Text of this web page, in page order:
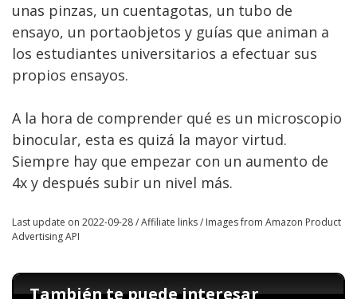
unas pinzas, un cuentagotas, un tubo de
ensayo, un portaobjetos y guías que animan a
los estudiantes universitarios a efectuar sus
propios ensayos.
A la hora de comprender qué es un microscopio
binocular, esta es quizá la mayor virtud.
Siempre hay que empezar con un aumento de
4x y después subir un nivel más.
Last update on 2022-09-28 / Affiliate links / Images from Amazon Product
Advertising API
También te puede interesar